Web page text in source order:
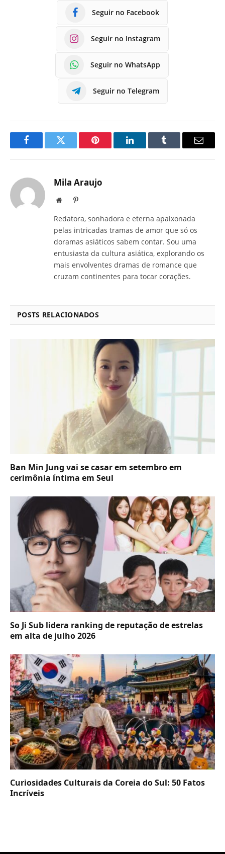
Seguir no Facebook
Seguir no Instagram
Seguir no WhatsApp
Seguir no Telegram
FacebookTwitter Pinterest LinkedInTumblr
E-
Mila Araujo
Site Pinterest
Redatora, sonhadora e eterna apaixonada
pelas intricadas tramas de amor que só os
doramas asiáticos sabem contar. Sou uma
entusiasta da cultura asiática, explorando os
mais envolventes dramas de romance que
cruzam continentes para tocar corações.
POSTS RELACIONADOS
Ban Min Jung vai se casar em setembro em
cerimônia íntima em Seul
So Ji Sub lidera ranking de reputação de estrelas
em alta de julho 2026
Curiosidades Culturais da Coreia do Sul: 50 Fatos
Incríveis